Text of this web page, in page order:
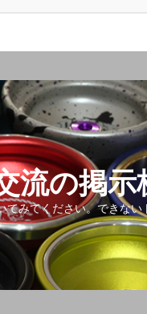
流の掲示
みてください。できない